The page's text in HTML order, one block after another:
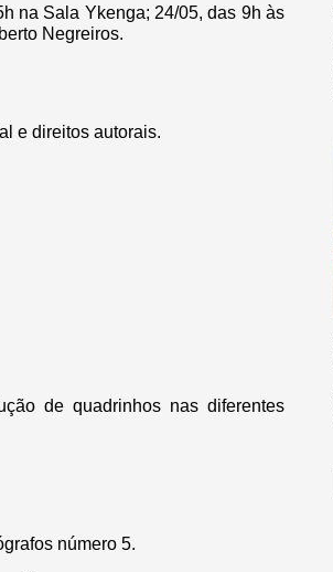
na Sala Ykenga; 24/05, das 9h às
Negreiros.
e direitos autorais.
de quadrinhos nas diferentes
número 5.